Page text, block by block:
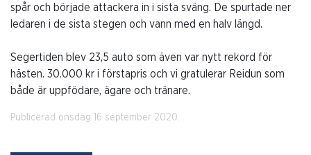
spår och började attackera in i sista sväng. De spurtade ner
ledaren i de sista stegen och vann med en halv längd.
Segertiden blev 23,5 auto som även var nytt rekord för
hästen. 30.000 kr i förstapris och vi gratulerar Reidun som
både är uppfödare, ägare och tränare.
Publicerad onsdag 16 september 2020.